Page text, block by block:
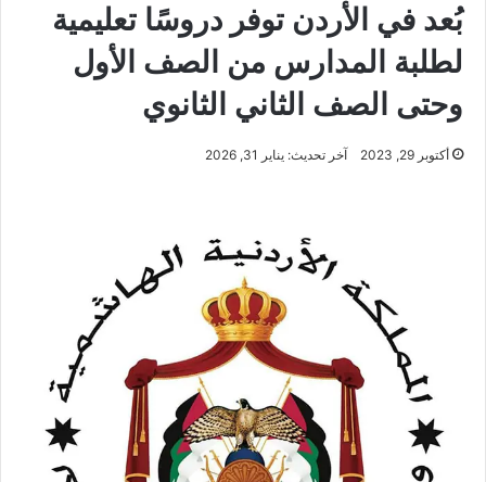
بُعد في الأردن توفر دروسًا تعليمية
لطلبة المدارس من الصف الأول
وحتى الصف الثاني الثانوي
أكتوبر 29, 2023 آخر تحديث: يناير 31, 2026